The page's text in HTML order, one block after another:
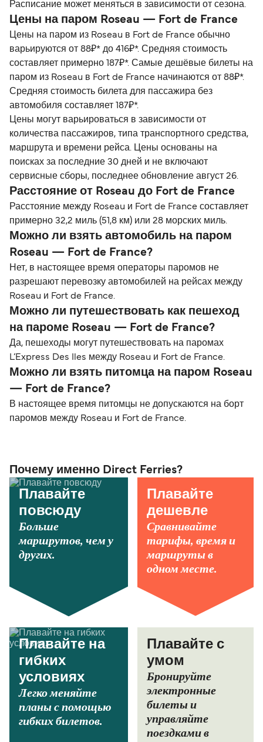
Расписание может меняться в зависимости от сезона.
Цены на паром Roseau — Fort de France
Цены на паром из Roseau в Fort de France обычно
варьируются от 88₽* до 416₽*. Средняя стоимость
составляет примерно 187₽*. Самые дешёвые билеты на
паром из Roseau в Fort de France начинаются от 88₽*.
Средняя стоимость билета для пассажира без
автомобиля составляет 187₽*.
Цены могут варьироваться в зависимости от
количества пассажиров, типа транспортного средства,
маршрута и времени рейса. Цены основаны на
поисках за последние 30 дней и не включают
сервисные сборы, последнее обновление август 26.
Расстояние от Roseau до Fort de France
Расстояние между Roseau и Fort de France составляет
примерно 32,2 миль (51,8 км) или 28 морских миль.
Можно ли взять автомобиль на паром
Roseau — Fort de France?
Нет, в настоящее время операторы паромов не
разрешают перевозку автомобилей на рейсах между
Roseau и Fort de France.
Можно ли путешествовать как пешеход
на пароме Roseau — Fort de France?
Да, пешеходы могут путешествовать на паромах
L’Express Des Iles между Roseau и Fort de France.
Можно ли взять питомца на паром Roseau
— Fort de France?
В настоящее время питомцы не допускаются на борт
паромов между Roseau и Fort de France.
Почему именно Direct Ferries?
Плавайте
повсюду
Больше
маршрутов, чем у
других.
Плавайте
дешевле
Сравнивайте
тарифы, время и
маршруты в
одном месте.
Плавайте на
гибких
условиях
Легко меняйте
планы с помощью
гибких билетов.
Плавайте с
умом
Бронируйте
электронные
билеты и
управляйте
поездками в